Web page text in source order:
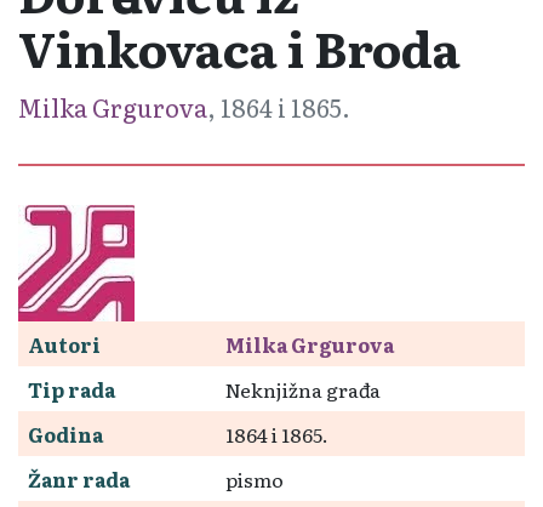
Vinkovaca i Broda
Milka Grgurova, 1864 i 1865.
Autori
Milka Grgurova
Tip rada
Neknjižna građa
Godina
1864 i 1865.
Žanr rada
pismo